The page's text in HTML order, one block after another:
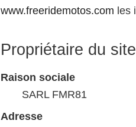
www.freeridemotos.com les
Propriétaire du site
Raison sociale
SARL FMR81
Adresse